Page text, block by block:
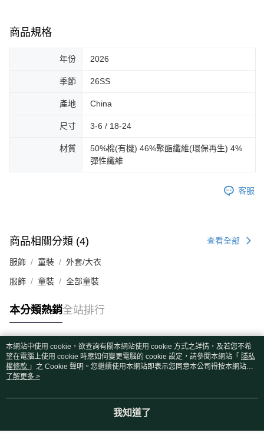
商品規格
年份 2026
季節 26SS
產地 China
尺寸 3-6 / 18-24
材質
50%棉(有機) 46%聚酯纖維(環保再生) 4%
彈性纖維
客服
商品相關分類 (4) 查看全部
服飾 童裝 外套/大衣
服飾 童裝 全部童裝
本分類熱銷全站排行
熱門標籤
本網站中使用 cookie，欲查詢有關本網站使用 cookie 方式之詳情，及若您不希
望在電腦上使用 cookie 時應如何變更電腦的 cookie 設定，請參閱本網站「 隱私
權條款 」之 Cookie 聲明。您繼續使用本網站即表示您同意本公司得按本網站使
用條款之 Cookie 聲明使用 cookie。
了解更多 >
我知道了